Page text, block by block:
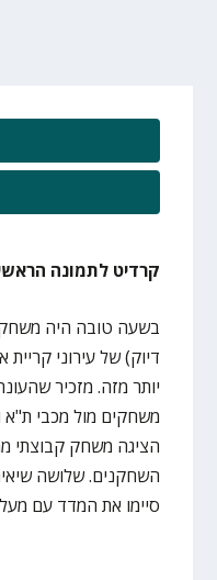
קרדיט לתמונה
דיוק) של עירוני
יותר מזה. מזכיר
משחקים מול מכבי ת"א
הציגה משחק קבוצתי
השחקנים. שלושה
סיימו את המדד עם מעל ל-1.